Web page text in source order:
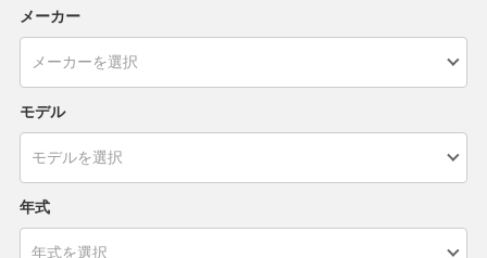
メーカー
モデル
年式